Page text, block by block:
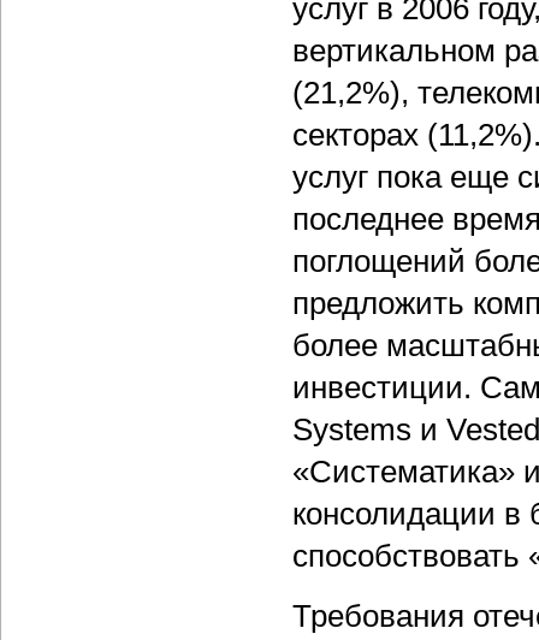
услуг в 2006
вертикальном
(21,2%),
секторах
услуг пока еще
последнее
поглощений
предложить
более
инвестиции.
Systems и
«Систематика»
консолидации в
Требования